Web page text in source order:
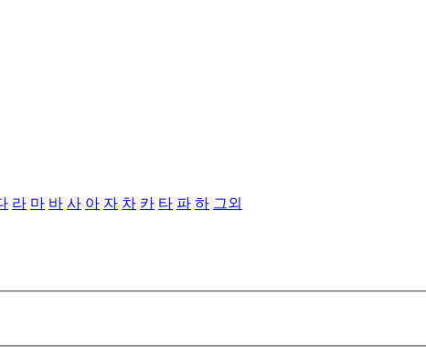
라 마 바 사 아 자 차 카 타 파 하 그외